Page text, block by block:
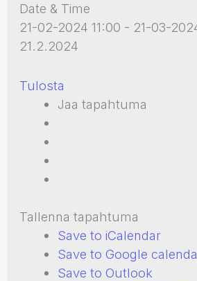
Date & Time
21-02-2024 11:00 - 21-03-
21.2.2024
Tulosta
Jaa tapahtuma
Tallenna tapahtuma
Save to iCalendar
Save to Google
Save to Outlook